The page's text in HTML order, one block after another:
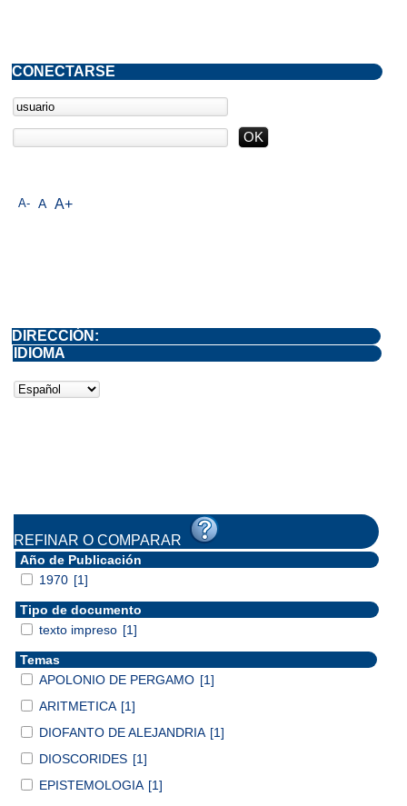
A- A A+
CONECTARSE
DIRECCIÓN:
IDIOMA
REFINAR O COMPARAR
Año de Publicación
1970 [1]
Tipo de documento
texto impreso [1]
Temas
APOLONIO DE PERGAMO [1]
ARITMETICA [1]
DIOFANTO DE ALEJANDRIA [1]
DIOSCORIDES [1]
EPISTEMOLOGIA [1]